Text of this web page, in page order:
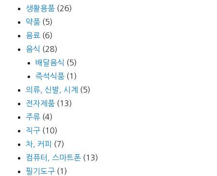
생활용품 (26)
약품 (5)
음료 (6)
음식 (28)
배달음식 (5)
즉석식품 (1)
의류, 신발, 시계 (5)
전자제품 (13)
주류 (4)
직구 (10)
차, 커피 (7)
컴퓨터, 스마트폰 (13)
필기도구 (1)